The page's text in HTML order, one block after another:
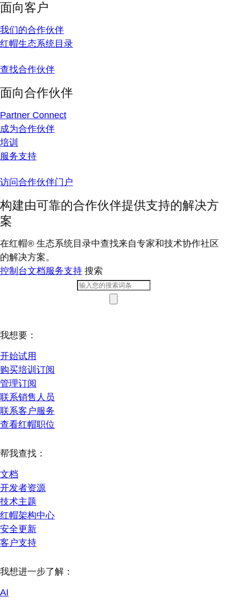
面向客户
我们的合作伙伴
红帽生态系统目录
查找合作伙伴
面向合作伙伴
Partner Connect
成为合作伙伴
培训
服务支持
访问合作伙伴门户
构建由可靠的合作伙伴提供支持的解决方
案
在红帽® 生态系统目录中查找来自专家和技术协作社区
的解决方案。
控制台文档服务支持 搜索
我想要：
开始试用
购买培训订阅
管理订阅
联系销售人员
联系客户服务
查看红帽职位
帮我查找：
文档
开发者资源
技术主题
红帽架构中心
安全更新
客户支持
我想进一步了解：
AI